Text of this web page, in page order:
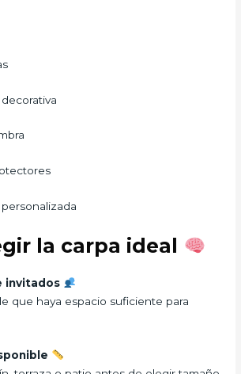
la carpa ideal
invitados
que haya espacio suficiente para